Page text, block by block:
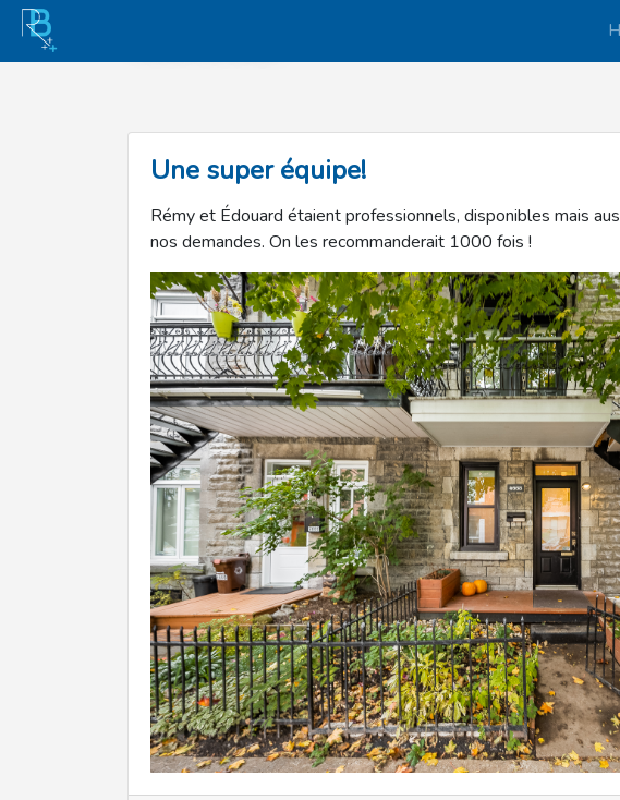
Une super équipe!
Rémy et Édouard étaient professionnels, disponibles mais
nos demandes. On les recommanderait 1000 fois !